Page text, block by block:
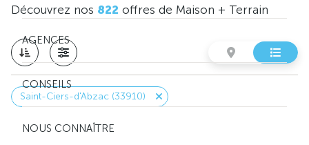
AGENCES
CONSEILS
NOUS CONNAÎTRE
Découvrez nos 822 offres de Maison + Terrain
Saint-Ciers-d'Abzac (33910)